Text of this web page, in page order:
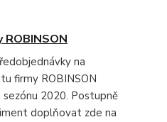
ROBINSON
na
firmy ROBINSON
2020. Postupně
doplňovat zde na